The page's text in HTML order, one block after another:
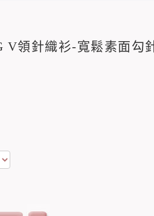
V領針織衫-寬鬆素面勾